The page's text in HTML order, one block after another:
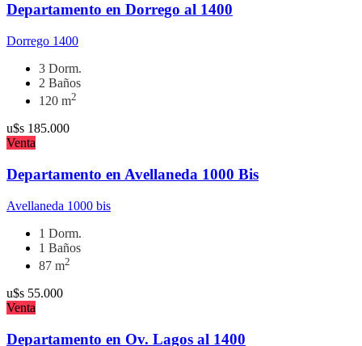
Departamento en Dorrego al 1400
Dorrego 1400
3 Dorm.
2 Baños
120 m2
u$s 185.000
Venta
Departamento en Avellaneda 1000 Bis
Avellaneda 1000 bis
1 Dorm.
1 Baños
87 m2
u$s 55.000
Venta
Departamento en Ov. Lagos al 1400